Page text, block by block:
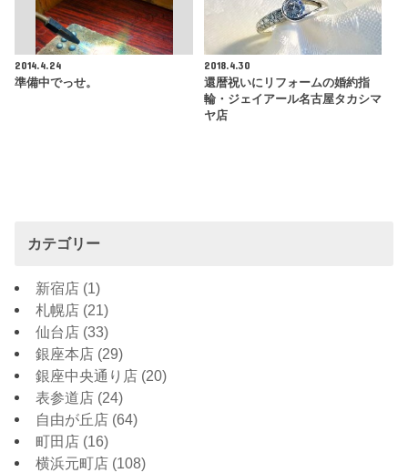
2014.4.24
準備中でっせ。
2018.4.30
還暦祝いにリフォームの婚約指
輪・ジェイアール名古屋タカシマ
ヤ店
カテゴリー
新宿店 (1)
札幌店 (21)
仙台店 (33)
銀座本店 (29)
銀座中央通り店 (20)
表参道店 (24)
自由が丘店 (64)
町田店 (16)
横浜元町店 (108)